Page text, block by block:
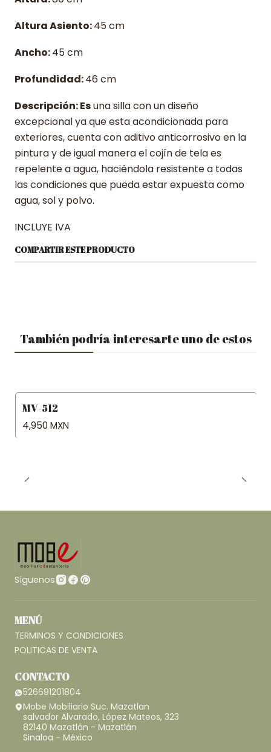
Altura Asiento:45 cm
Ancho:45 cm
Profundidad:46 cm
Descripción: Esuna silla con un diseño
excepcional ya que esta acondicionada para
exteriores, cuenta con aditivo anticorrosivo en la
pintura y de igual manera el cojín de tela es
repelente a agua, haciéndola resistente a todas
las condiciones que pueda estar expuesta como
agua, sol y polvo.
INCLUYE IVA
COMPARTIR ESTE PRODUCTO
También podría interesarte uno de estos
MV-512
4,950 MXN
Síguenos
MENÚ
TERMINOS Y CONDICIONES
POLITICAS DE VENTA
CONTACTO
526691201804
Mobe Mobiliario Suc. Mazatlan
salvador Alvarado, López Mateos, 323
82140 Mazatlán - Mazatlán
Sinaloa - México